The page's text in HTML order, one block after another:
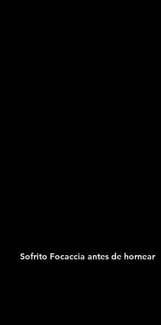
Sofrito Focaccia antes de hornear